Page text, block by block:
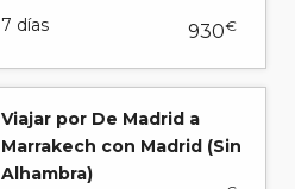
7 días 930€
Viajar por De Madrid a
Marrakech con Madrid (Sin
Alhambra)